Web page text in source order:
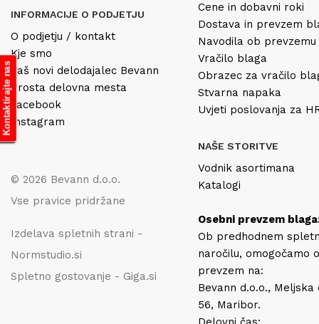
INFORMACIJE O PODJETJU
O podjetju / kontakt
Kje smo
Vaš novi delodajalec Bevann
Prosta delovna mesta
Facebook
Instagram
© 2026 Bevann d.o.o.
Vse pravice pridržane
Izdelava spletnih strani -
Normstudio.si
Spletno gostovanje - Giga.si
Cene in dobavni roki
Dostava in prevzem
Navodila ob
Vračilo blaga
Obrazec za vračilo
Stvarna napaka
Uvjeti poslovanja za
NAŠE STORITVE
Vodnik asortimana
Katalogi
Osebni prevzem
Ob predhodnem
naročilu, omogočamo
prevzem na:
Bevann d.o.o., Meljska
56, Maribor.
Kontaktirajte nas